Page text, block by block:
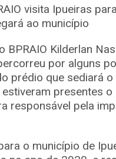
visita Ipueiras
ao município
BPRAIO Kilderlan
por alguns
prédio que sediará
estiveram presentes
responsável pela
o município de